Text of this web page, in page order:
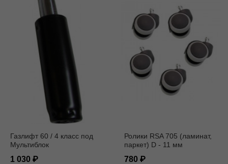
Газлифт 60 / 4 класс под
Мультиблок
1 030
Ролики RSA 705 (ламинат,
паркет) D - 11 мм
780